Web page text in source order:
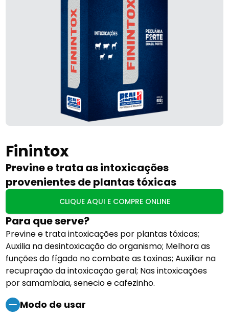
Finintox
Previne e trata as intoxicações
provenientes de plantas tóxicas
CLIQUE AQUI E COMPRE ONLINE
Para que serve?
Previne e trata intoxicações por plantas tóxicas;
Auxilia na desintoxicação do organismo; Melhora as
funções do fígado no combate as toxinas; Auxiliar na
recupração da intoxicação geral; Nas intoxicações
por samambaia, senecio e cafezinho.
Modo de usar